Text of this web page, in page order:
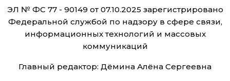
ЭЛ № ФС 77 - 90149 от 07.10.2025 зарегистрировано
Федеральной службой по надзору в сфере связи,
информационных технологий и массовых
коммуникаций
Главный редактор: Дёмина Алёна Сергеевна